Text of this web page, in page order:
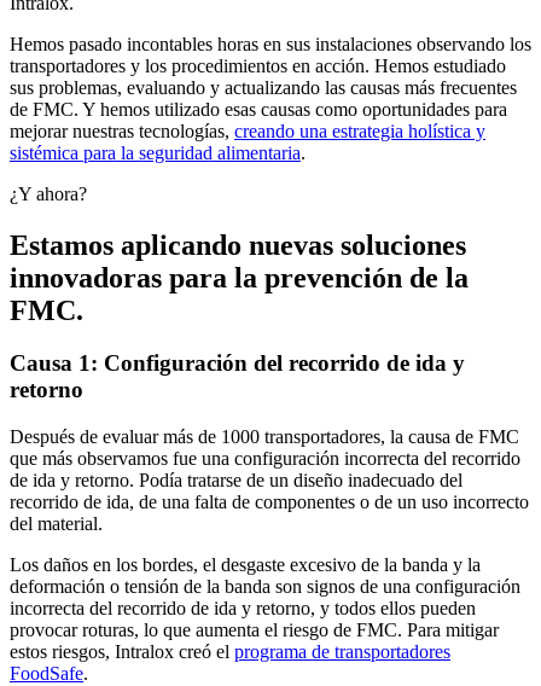
Hemos pasado incontables horas en sus instalaciones observando los
transportadores y los procedimientos en acción. Hemos estudiado
sus problemas, evaluando y actualizando las causas más frecuentes
de FMC. Y hemos utilizado esas causas como oportunidades para
mejorar nuestras tecnologías, creando una estrategia holística y
sistémica para la seguridad alimentaria.
¿Y ahora?
Estamos aplicando nuevas soluciones
innovadoras para la prevención de la
FMC.
Causa 1: Configuración del recorrido de ida y
retorno
Después de evaluar más de 1000 transportadores, la causa de FMC
que más observamos fue una configuración incorrecta del recorrido
de ida y retorno. Podía tratarse de un diseño inadecuado del
recorrido de ida, de una falta de componentes o de un uso incorrecto
del material.
Los daños en los bordes, el desgaste excesivo de la banda y la
deformación o tensión de la banda son signos de una configuración
incorrecta del recorrido de ida y retorno, y todos ellos pueden
provocar roturas, lo que aumenta el riesgo de FMC. Para mitigar
estos riesgos, Intralox creó el programa de transportadores
FoodSafe.